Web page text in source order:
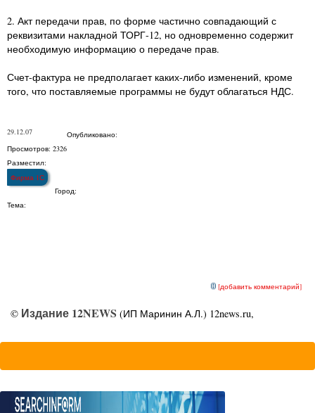
2. Акт передачи прав, по форме частично совпадающий с
реквизитами накладной ТОРГ-12, но одновременно содержит
необходимую информацию о передаче прав.
Счет-фактура не предполагает каких-либо изменений, кроме
того, что поставляемые программы не будут облагаться НДС.
Опубликовано:
29.12.07
Просмотров: 2326
Разместил:
Фирма 1С
Город:
Тема:
[добавить комментарий]
© Издание 12NEWS (ИП Маринин А.Л.) 12news.ru,